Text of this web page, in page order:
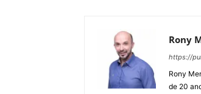
Rony
https://
Rony
de 20